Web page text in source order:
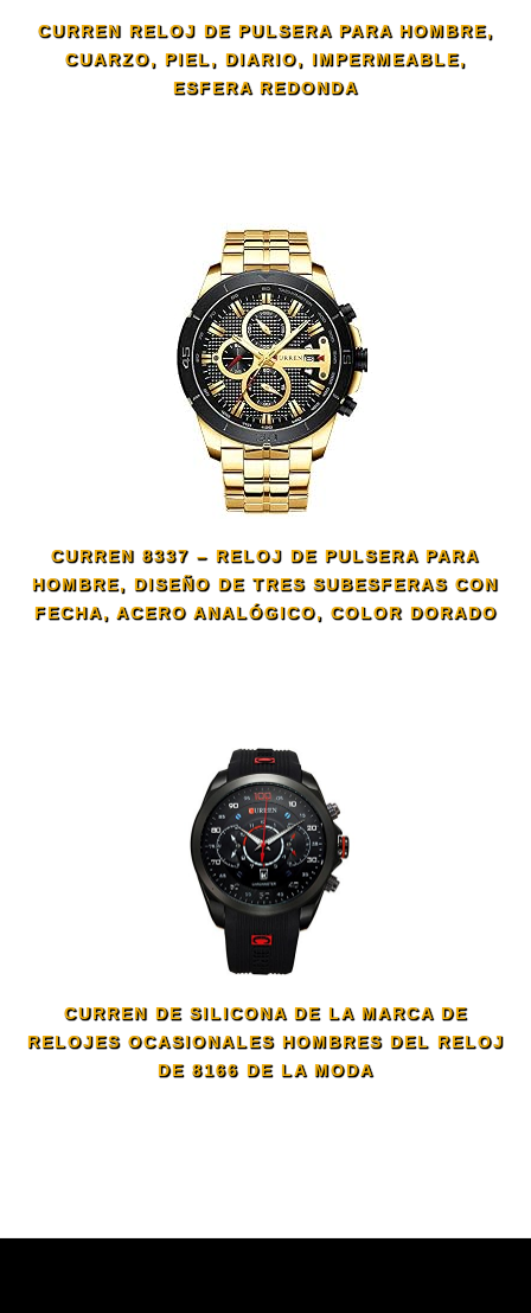
CURREN RELOJ DE PULSERA PARA HOMBRE,
CUARZO, PIEL, DIARIO, IMPERMEABLE,
ESFERA REDONDA
CURREN 8337 – RELOJ DE PULSERA PARA
HOMBRE, DISEÑO DE TRES SUBESFERAS CON
FECHA, ACERO ANALÓGICO, COLOR DORADO
CURREN DE SILICONA DE LA MARCA DE
RELOJES OCASIONALES HOMBRES DEL RELOJ
DE 8166 DE LA MODA